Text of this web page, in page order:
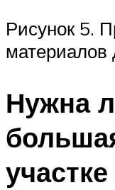
Рисунок 5.
материалов
Нужна
участке